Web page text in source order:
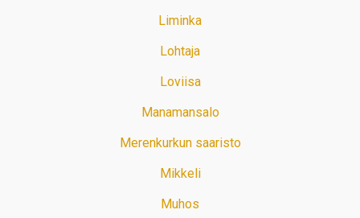
Liminka
Lohtaja
Loviisa
Manamansalo
Merenkurkun saaristo
Mikkeli
Muhos